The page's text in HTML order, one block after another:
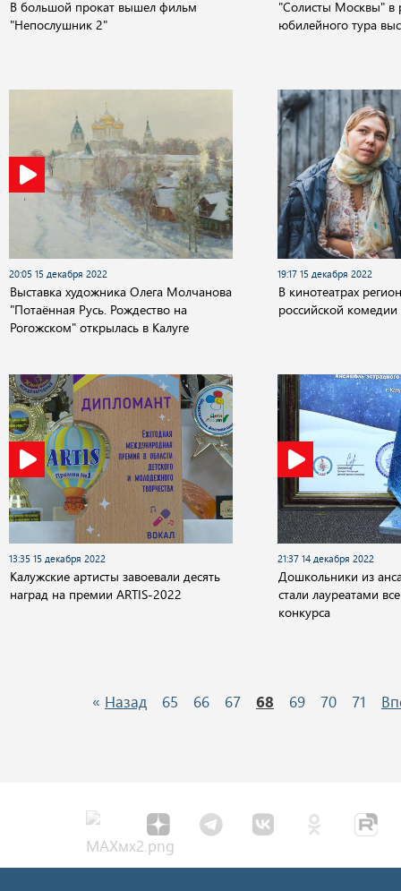
В большой прокат вышел фильм
"Непослушник 2"
"Солисты Москвы" в
юбилейного тура
20:05 15 декабря 2022
Выставка художника Олега Молчанова
"Потаённая Русь. Рождество на
Рогожском" открылась в Калуге
19:17 15 декабря 2022
В кинотеатрах
российской
13:35 15 декабря 2022
Калужские артисты завоевали десять
наград на премии ARTIS-2022
21:37 14 декабря 2022
Дошкольники из
стали лауреатами
конкурса
« Назад 65 66 67 68 69 70 71